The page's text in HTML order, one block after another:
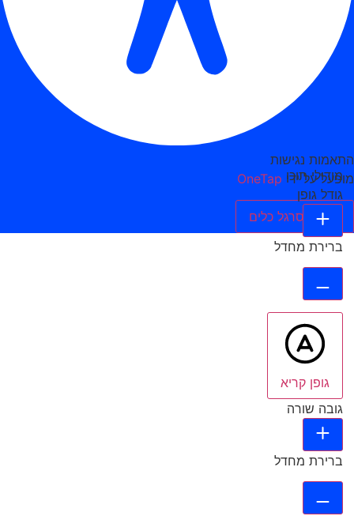
התאמות נגישות
מופעל על ידי OneTap
הסתר סרגל כלים
מודולי תוכן
גודל גופן
ברירת מחדל
גופן קריא
גובה שורה
ברירת מחדל